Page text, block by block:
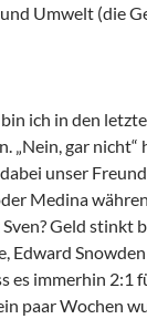
Umwelt (die
bin ich in den
„Nein, gar nicht“
unser
Medina
Geld stinkt
Edward
es immerhin 2:1
paar Wochen